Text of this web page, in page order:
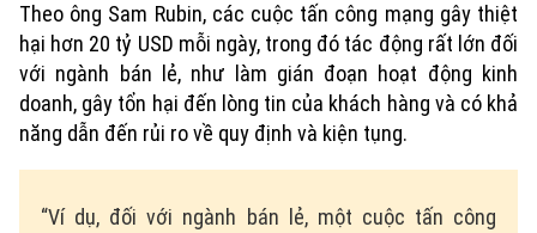
Theo ông Sam Rubin, các cuộc tấn công mạng gây thiệt
hại hơn 20 tỷ USD mỗi ngày, trong đó tác động rất lớn đối
với ngành bán lẻ, như làm gián đoạn hoạt động kinh
doanh, gây tổn hại đến lòng tin của khách hàng và có khả
năng dẫn đến rủi ro về quy định và kiện tụng.
“Ví dụ, đối với ngành bán lẻ, một cuộc tấn công